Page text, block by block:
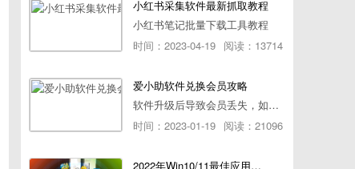
小红书采集软件最新抓取教程
小红书笔记批量下载工具教程
时间：2023-04-19 阅读：13714
爱小助软件兑换会员攻略
软件升级后导致会员丢失，如何快速兑换会员详细攻略
时间：2023-01-19 阅读：21096
2022年Win10/11最佳应用榜单出炉！ 你都用过几个？